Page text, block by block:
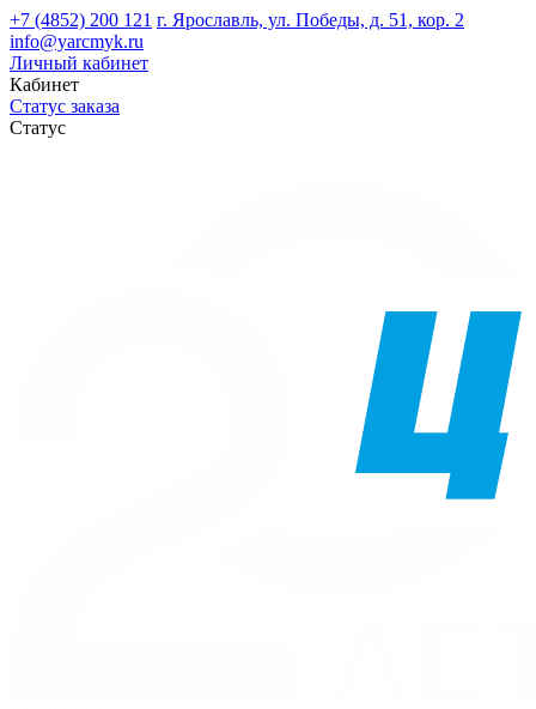
+7 (4852) 200 121 г. Ярославль, ул. Победы, д. 51, кор. 2
info@yarcmyk.ru
Личный кабинет
Кабинет
Статус заказа
Статус